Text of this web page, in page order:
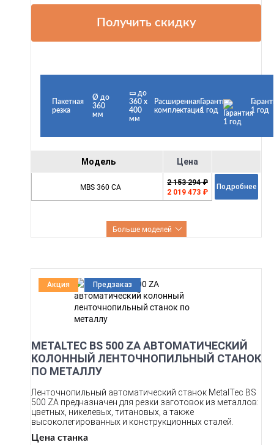
Получить скидку
Пакетная
резка
Ø до
360
мм
▭ до
360 х
400
мм
Расширенная
комплектация
Гарантия
1 год
1 год
Модель Цена
MBS 360 CА
2 153 294 ₽
2 019 473 ₽
Подробнее
Больше моделей
Акция Предзаказ
METALTEC BS 500 ZA АВТОМАТИЧЕСКИЙ
КОЛОННЫЙ ЛЕНТОЧНОПИЛЬНЫЙ СТАНОК
ПО МЕТАЛЛУ
Ленточнопильный автоматический станок MetalTec BS
500 ZA предназначен для резки заготовок из металлов:
цветных, никелевых, титановых, а также
высоколегированных и конструкционных сталей.
Цена станка